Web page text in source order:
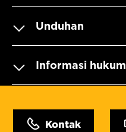
Unduhan
Informasi hukum
Kontak